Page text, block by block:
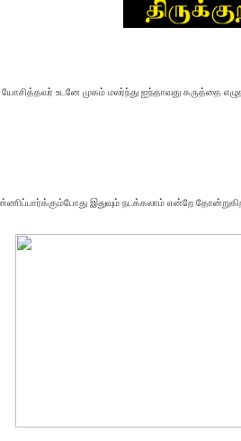
யோசித்தவர் உடனே முகம் மலர்ந்து ஐந்தாவது கருத்தை
இதுவும் நடக்கலாம் என்றே